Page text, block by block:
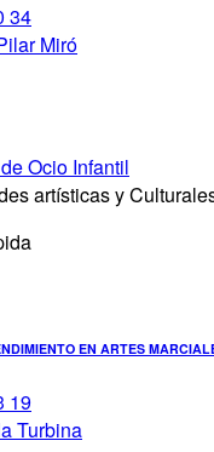
34
Miró
Ocio Infantil
artísticas y
EN ARTES
19
Turbina